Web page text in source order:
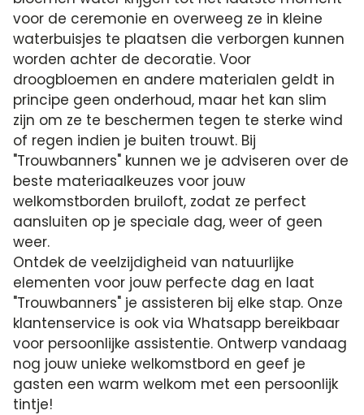
voor de ceremonie en overweeg ze in kleine
waterbuisjes te plaatsen die verborgen kunnen
worden achter de decoratie. Voor
droogbloemen en andere materialen geldt in
principe geen onderhoud, maar het kan slim
zijn om ze te beschermen tegen te sterke wind
of regen indien je buiten trouwt. Bij
"Trouwbanners" kunnen we je adviseren over de
beste materiaalkeuzes voor jouw
welkomstborden bruiloft, zodat ze perfect
aansluiten op je speciale dag, weer of geen
weer.
Ontdek de veelzijdigheid van natuurlijke
elementen voor jouw perfecte dag en laat
"Trouwbanners" je assisteren bij elke stap. Onze
klantenservice is ook via Whatsapp bereikbaar
voor persoonlijke assistentie. Ontwerp vandaag
nog jouw unieke welkomstbord en geef je
gasten een warm welkom met een persoonlijk
tintje!